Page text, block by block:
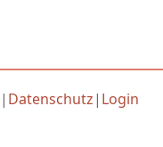
| Datenschutz| Login